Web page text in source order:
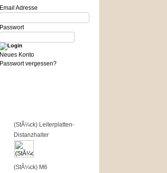
Email Adresse
Passwort
Neues Konto
Passwort vergessen?
(StÃ¼ck) Leiterplatten-
Distanzhalter
(StÃ¼ck) M6